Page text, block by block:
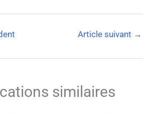
Article suivant →
similaires